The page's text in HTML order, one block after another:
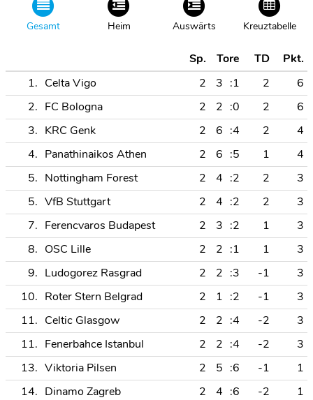
Gesamt Heim Auswärts Kreuztabelle
Sp. Tore TD
Pkt.
1. Celta Vigo 2 3 :1 2
6
2. FC Bologna 2 2 :0 2
6
3. KRC Genk 2 6 :4 2
4
4. Panathinaikos Athen 2 6 :5 1
4
5. Nottingham Forest 2 4 :2 2
3
5. VfB Stuttgart 2 4 :2 2
3
7. Ferencvaros Budapest 2 3 :2 1
3
8. OSC Lille 2 2 :1 1
3
9. Ludogorez Rasgrad 2 2 :3 -1
3
10. Roter Stern Belgrad 2 1 :2 -1
3
11. Celtic Glasgow 2 2 :4 -2
3
11. Fenerbahce Istanbul 2 2 :4 -2
3
13. Viktoria Pilsen 2 5 :6 -1
1
14. Dinamo Zagreb 2 4 :6 -2
1